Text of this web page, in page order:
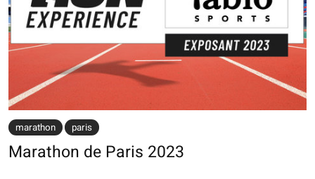
marathon paris
Marathon de Paris 2023